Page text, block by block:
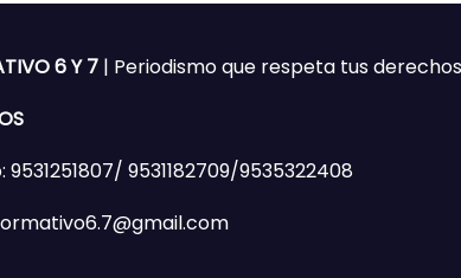
6 Y 7 | Periodismo que respeta tus derechos
9531251807/ 9531182709/9535322408